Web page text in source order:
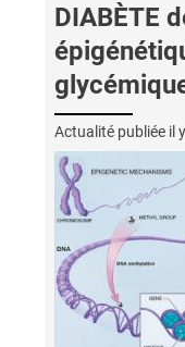
DIABÈTE
Actualité publiée il